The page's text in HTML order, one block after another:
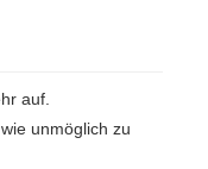
auf.
unmöglich zu